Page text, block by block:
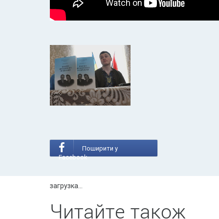
Поширити у
Facebook
загрузка...
Читайте також